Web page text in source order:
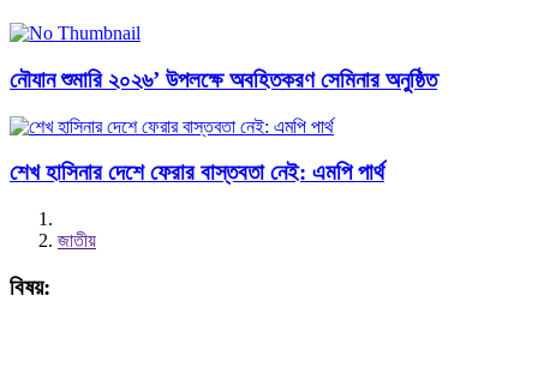
নৌযান শুমারি ২০২৬’ উপলক্ষে অবহিতকরণ সেমিনার অনুষ্ঠিত
শেখ হাসিনার দেশে ফেরার বাস্তবতা নেই: এমপি পার্থ
জাতীয়
বিষয়: